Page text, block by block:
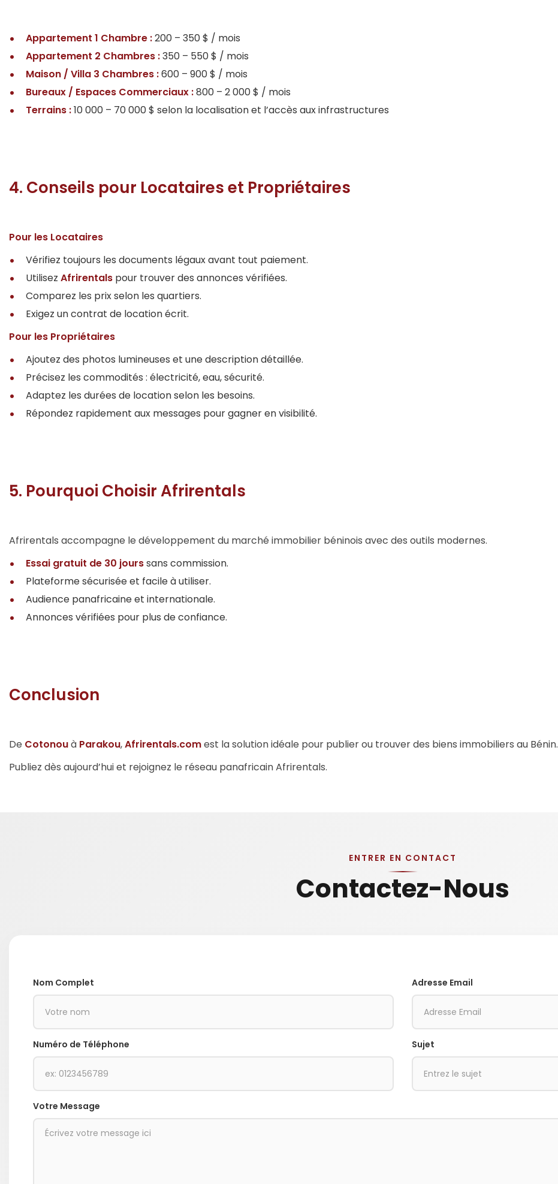
Appartement 1 Chambre :200 – 350 $ / mois
Appartement 2 Chambres :350 – 550 $ / mois
Maison / Villa 3 Chambres :600 – 900 $ / mois
Bureaux / Espaces Commerciaux :800 – 2 000 $ / mois
Terrains :10 000 – 70 000 $ selon la localisation et l’accès aux infrastructures
4. Conseils pour Locataires et Propriétaires
Pour les Locataires
Vérifiez toujours les documents légaux avant tout paiement.
Utilisez Afrirentals pour trouver des annonces vérifiées.
Comparez les prix selon les quartiers.
Exigez un contrat de location écrit.
Pour les Propriétaires
Ajoutez des photos lumineuses et une description détaillée.
Précisez les commodités : électricité, eau, sécurité.
Adaptez les durées de location selon les besoins.
Répondez rapidement aux messages pour gagner en visibilité.
5. Pourquoi Choisir Afrirentals
Afrirentals accompagne le développement du marché immobilier béninois avec des outils modernes.
Essai gratuit de 30 jourssans commission.
Plateforme sécurisée et facile à utiliser.
Audience panafricaine et internationale.
Annonces vérifiées pour plus de confiance.
Conclusion
De Cotonouà Parakou,Afrirentals.comest la solution idéale pour publier ou trouver des biens immobiliers au Bénin.
Publiez dès aujourd’hui et rejoignez le réseau panafricain Afrirentals.
ENTRER EN CONTACT
Contactez-Nous
Nom Complet Adresse Email
Numéro de Téléphone Sujet
Votre Message